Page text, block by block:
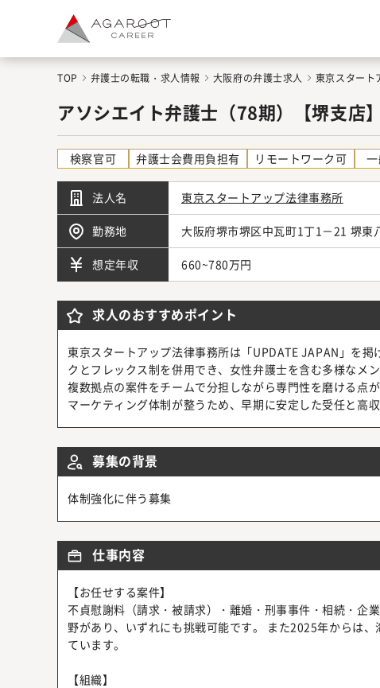
TOP 弁護士の転職・求人情報 大阪府の弁護士求人 東京スタート
アソシエイト弁護士（78期）【堺支店】
検察官可 弁護士会費用負担有 リモートワーク可
法人名 東京スタートアップ法律事務所
勤務地 大阪府堺市堺区中瓦町1丁1－21 堺
想定年収 660~780万円
求人のおすすめポイント
東京スタートアップ法律事務所は「UPDATE JAPAN」を
クとフレックス制を併用でき、女性弁護士を含む多様なメ
複数拠点の案件をチームで分担しながら専門性を磨ける点
マーケティング体制が整うため、早期に安定した受任と高収
募集の背景
体制強化に伴う募集
仕事内容
【お任せする案件】
不貞慰謝料（請求・被請求）・離婚・刑事事件・相続・企
野があり、いずれにも挑戦可能です。 また2025年からは
ています。
【組織】